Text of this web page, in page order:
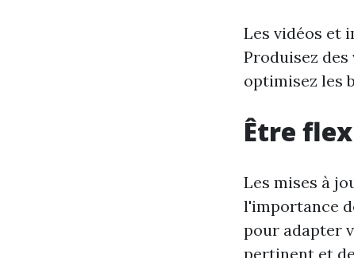
Les vidéos et
Produisez
optimisez les
Être
Les mises à
l'importance
pour adapter
pertinent et